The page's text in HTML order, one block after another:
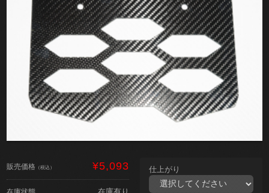
販売価格 （税込） ¥5,093 仕上がり